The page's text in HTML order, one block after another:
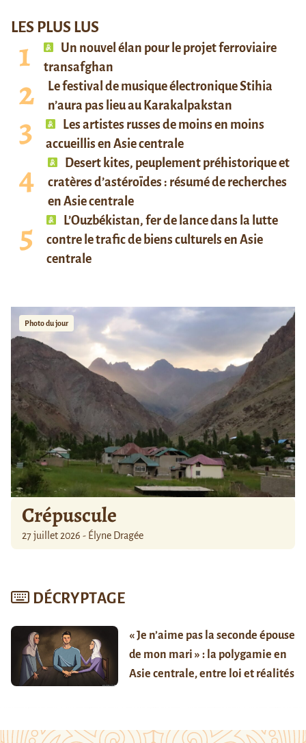
LES PLUS LUS
Un nouvel élan pour le projet ferroviaire
transafghan
Le festival de musique électronique Stihia
n’aura pas lieu au Karakalpakstan
Les artistes russes de moins en moins
accueillis en Asie centrale
Desert kites, peuplement préhistorique et
cratères d’astéroïdes : résumé de recherches
en Asie centrale
L’Ouzbékistan, fer de lance dans la lutte
contre le trafic de biens culturels en Asie
centrale
Photo du jour
Crépuscule
27 juillet 2026 - Élyne Dragée
DÉCRYPTAGE
« Je n’aime pas la seconde épouse
de mon mari » : la polygamie en
Asie centrale, entre loi et réalités